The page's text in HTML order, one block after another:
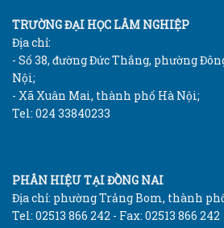
TRƯỜNG ĐẠI HỌC LÂM NGHIỆP
Địa chỉ:
- Số 38, đường Đức Thắng, phường
Nội;
- Xã Xuân Mai, thành phố Hà Nội;
Tel: 024 33840233
PHÂN HIỆU TẠI ĐỒNG NAI
Địa chỉ: phường Trảng Bom, thành
Tel: 02513 866 242 - Fax: 02513 866 242